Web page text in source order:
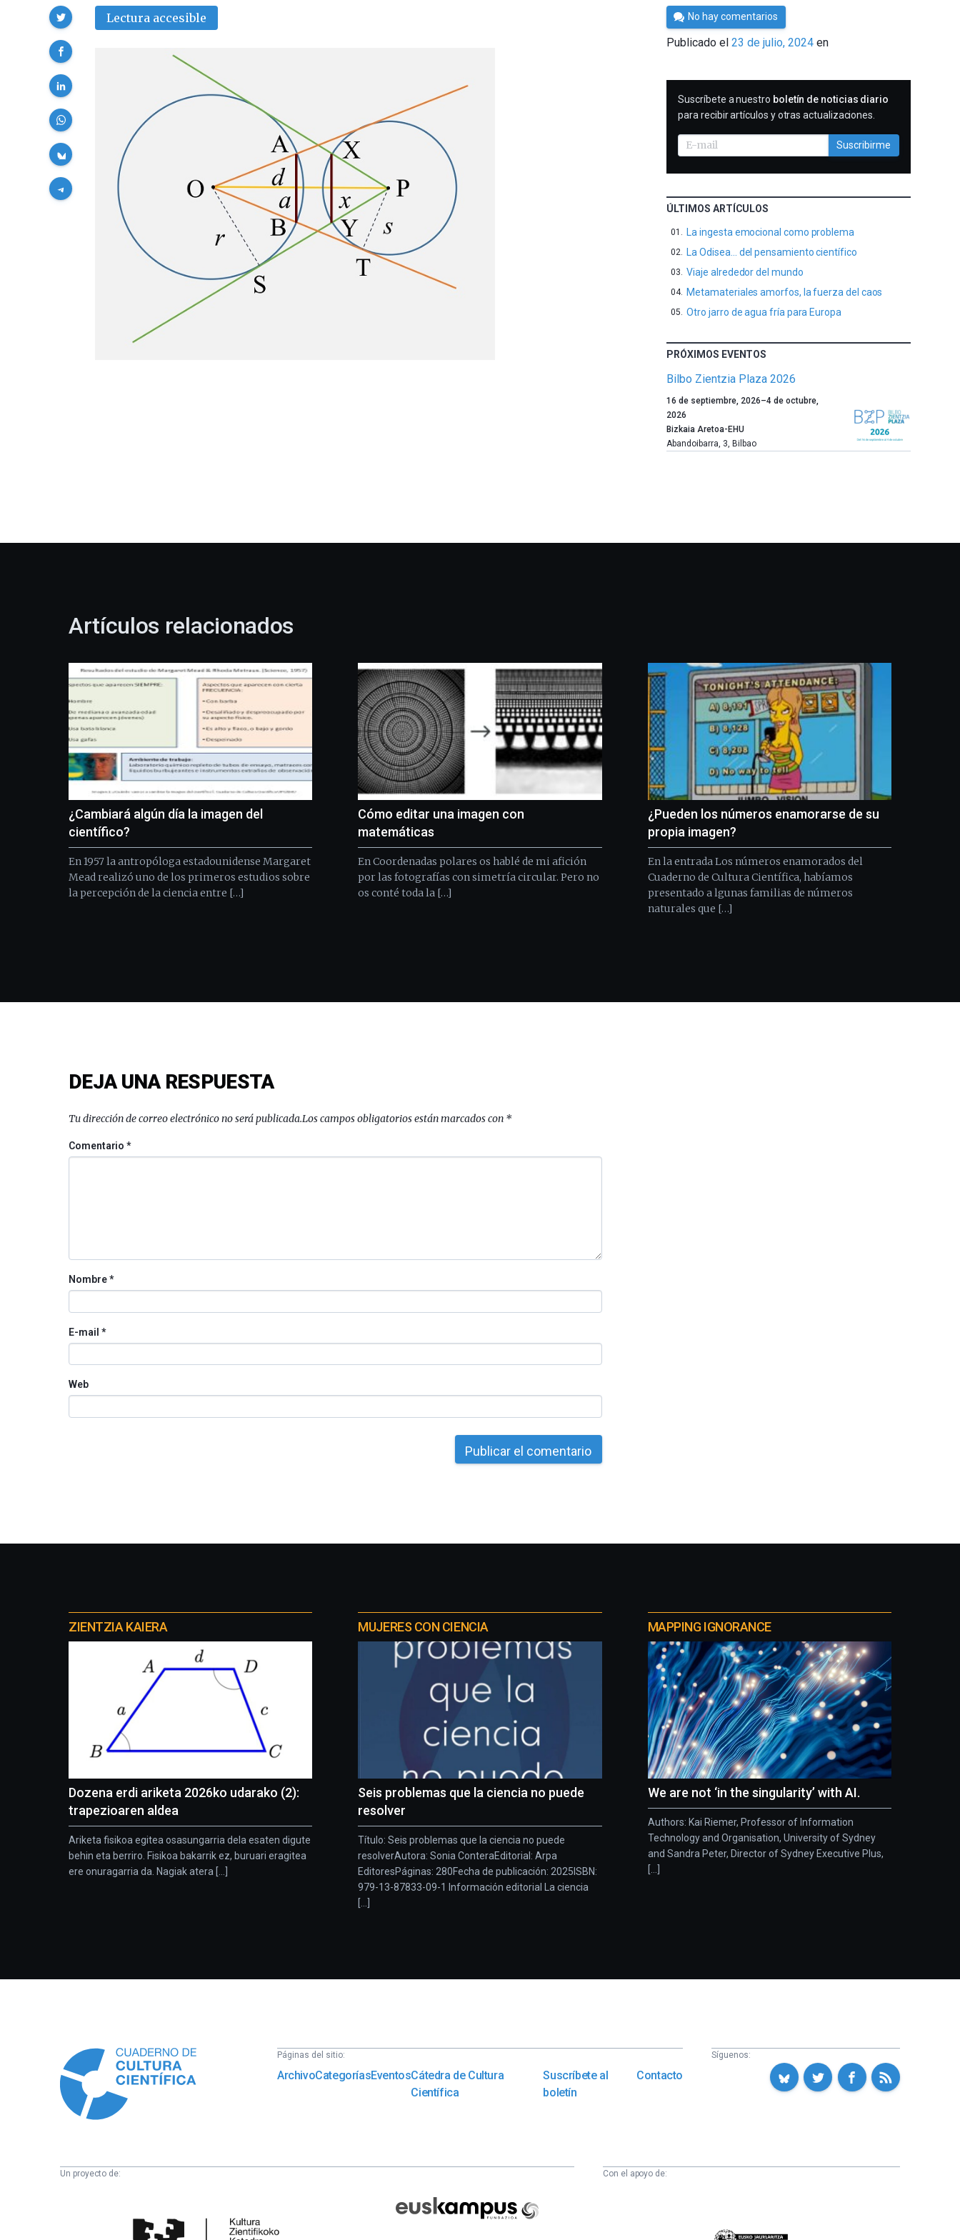
Lectura accesible
Compartir
Por
César
Tomé
No hay comentarios
Publicado el23 de julio, 2024 en
SUSCRIBIRME
Suscríbete a nuestro boletín de noticias diario
para recibir artículos y otras actualizaciones.
Suscribirme
ÚLTIMOS ARTÍCULOS
La ingesta emocional como problema
La Odisea… del pensamiento científico
Viaje alrededor del mundo
Metamateriales amorfos, la fuerza del caos
Otro jarro de agua fría para Europa
PRÓXIMOS EVENTOS
Bilbo Zientzia Plaza 2026
Un
año
más,
Bilbao
la
Plaza
festival
ciudad
de
monólogos,
exposiciones,
conferencias,
y
espectáculos
del
de
16 de septiembre, 2026–4 de octubre,
2026
Bizkaia Aretoa-EHU
Abandoibarra, 3, Bilbao
Artículos relacionados
¿Cambiará algún día la imagen del
científico?
En 1957 la antropóloga estadounidense Margaret
Mead realizó uno de los primeros estudios sobre
la percepción de la ciencia entre […]
Cómo editar una imagen con
matemáticas
En Coordenadas polares os hablé de mi afición
por las fotografías con simetría circular. Pero no
os conté toda la […]
¿Pueden los números enamorarse de su
propia imagen?
En la entrada Los números enamorados del
Cuaderno de Cultura Científica, habíamos
presentado a lgunas familias de números
naturales que […]
DEJA UNA RESPUESTA
Tu dirección de correo electrónico no será publicada.Los campos obligatorios están marcados con *
Comentario*
Nombre*
E-mail *
Web
proyectos
ZIENTZIA KAIERA
Dozena erdi ariketa 2026ko udarako (2):
trapezioaren aldea
Ariketa fisikoa egitea osasungarria dela esaten digute
behin eta berriro. Fisikoa bakarrik ez, buruari eragitea
ere onuragarria da. Nagiak atera [...]
MUJERES CON CIENCIA
Seis problemas que la ciencia no puede
resolver
Título: Seis problemas que la ciencia no puede
resolverAutora: Sonia ConteraEditorial: Arpa
EditoresPáginas: 280Fecha de publicación: 2025ISBN:
979-13-87833-09-1 Información editorial La ciencia
[...]
MAPPING IGNORANCE
We are not ‘in the singularity’ with AI.
Authors: Kai Riemer, Professor of Information
Technology and Organisation, University of Sydney
and Sandra Peter, Director of Sydney Executive Plus,
[...]
Páginas del sitio:
ArchivoCategoríasEventosCátedra de Cultura
Científica
Suscríbete al
boletín
Contacto
Síguenos:
Un proyecto de:
Fundazioa
Con el apoyo de:
Eusko